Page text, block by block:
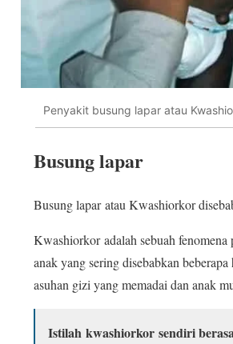
Penyakit busung lapar atau
Busung lapar
Busung lapar atau Kwashiorkor
Kwashiorkor adalah sebuah
anak yang sering disebabkan
asuhan gizi yang memadai dan anak
Istilah kwashiorkor sendiri